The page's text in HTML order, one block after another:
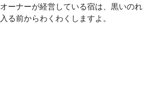
ーナーが経営している宿は、黒いのれ
る前からわくわくしますよ。